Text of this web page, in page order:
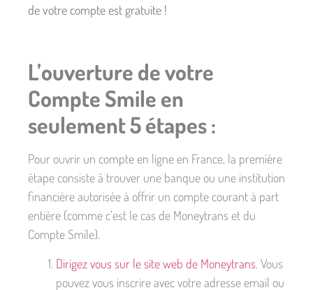
de votre compte est gratuite !
L’ouverture de votre
Compte Smile en
seulement 5 étapes :
Pour ouvrir un compte en ligne en France, la première
étape consiste à trouver une banque ou une institution
financière autorisée à offrir un compte courant à part
entière (comme c’est le cas de Moneytrans et du
Compte Smile).
Dirigez vous sur le site web de Moneytrans. Vous
pouvez vous inscrire avec votre adresse email ou